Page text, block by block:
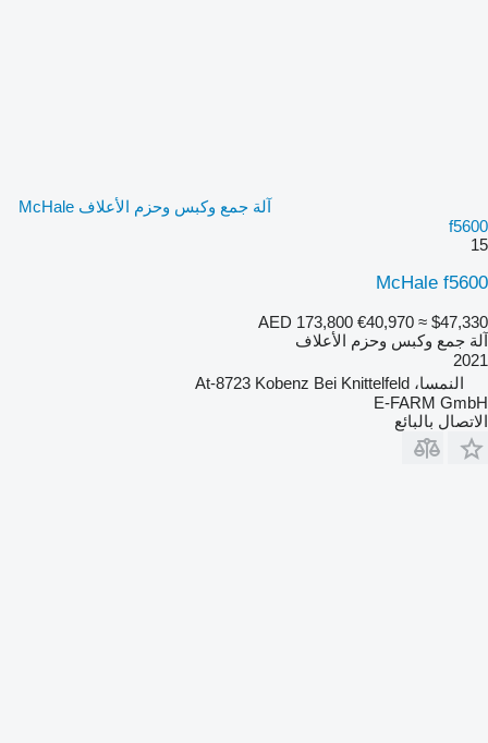
آلة جمع وكبس وحزم الأعلاف McHale
f5600
15
McHale f5600
AED 173,800 €40,970 ≈ $47,330
آلة جمع وكبس وحزم الأعلاف
2021
النمسا، At-8723 Kobenz Bei Knittelfeld
E-FARM GmbH
الاتصال بالبائع